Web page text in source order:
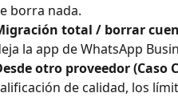
borra nada.
total / borrar
la app de WhatsApp
otro proveedor (Caso
de calidad, los